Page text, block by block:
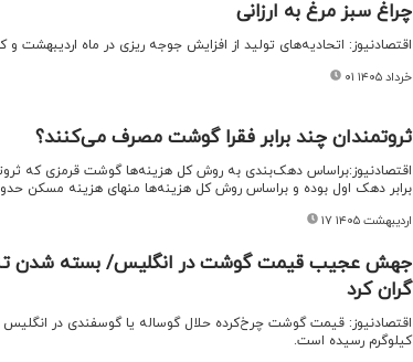
چراغ سبز مرغ به ارزانی
اقتصادنیوز: اتحادیه‌های تولید از افزایش جوجه ریزی در ماه
۰۱ خرداد ۱۴۰۵
ثروتمندان چند برابر فقرا گوشت مصرف می‌کنند؟
برابر دهک اول بوده و براساس روش کل هزینه‌ها منهای هزینه مسکن حدود ۴۷ برابر برآورد شده
۱۷ اردیبهشت ۱۴۰۵
جهش عجیب قیمت گوشت در انگلیس/ بسته شدن
گران کرد
کیلوگرم رسیده است.